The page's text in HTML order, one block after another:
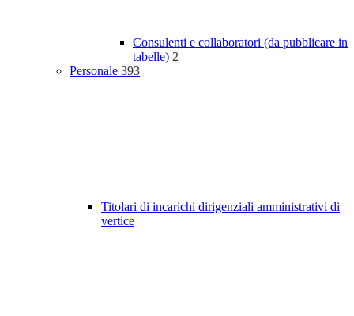
Consulenti e collaboratori (da pubblicare in
tabelle) 2
Personale 393
Titolari di incarichi dirigenziali amministrativi di
vertice